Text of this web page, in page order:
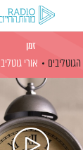
זמן
הגוטליבים אורי גוטליב